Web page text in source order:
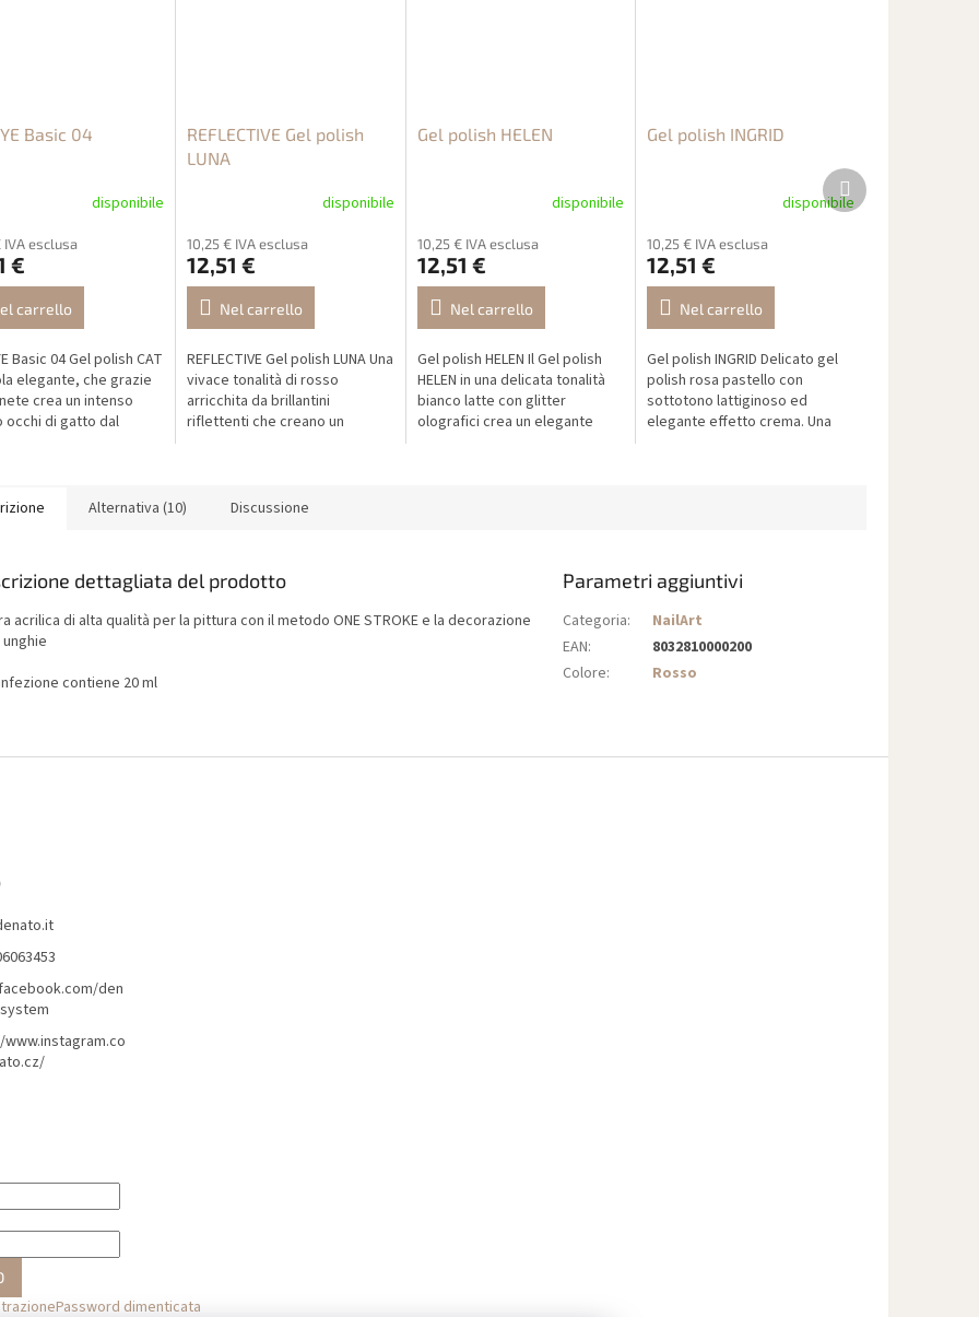
Basic 04
disponibile
IVA esclusa
€
carrello
Basic 04 Gel polish CAT
elegante, che grazie
crea un intenso
di gatto dal
REFLECTIVE Gel polish
LUNA
disponibile
10,25 € IVA esclusa
12,51 €
Nel carrello
REFLECTIVE Gel polish LUNA Una
vivace tonalità di rosso
arricchita da brillantini
riflettenti che creano un
Gel polish HELEN
disponibile
10,25 € IVA esclusa
12,51 €
Nel carrello
Gel polish HELEN Il Gel polish
HELEN in una delicata tonalità
bianco latte con glitter
olografici crea un elegante
Gel polish INGRID
disponibile
10,25 € IVA esclusa
12,51 €
Nel carrello
Gel polish INGRID Delicato gel
polish rosa pastello con
sottotono lattiginoso ed
elegante effetto crema. Una
Prodotto
successivo
Alternativa (10) Discussione
dettagliata del prodotto
acrilica di alta qualità per la pittura con il metodo ONE STROKE e la decorazione
contiene 20 ml
Parametri aggiuntivi
Categoria:
NailArt
EAN:
8032810000200
Colore: Rosso
den
Password dimenticata